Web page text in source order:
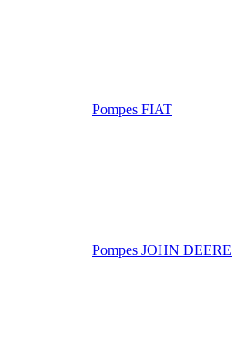
Pompes FIAT
Pompes JOHN DEERE